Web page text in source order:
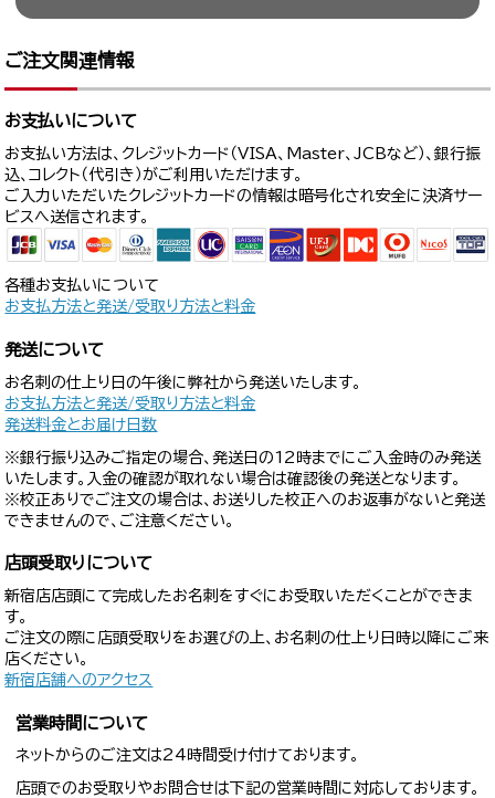
ご注文関連情報
お支払いについて
お支払い方法は、クレジットカード（VISA、Master、JCBなど）、銀行振
込、コレクト（代引き）がご利用いただけます。
ご入力いただいたクレジットカードの情報は暗号化され安全に決済サー
ビスへ送信されます。
各種お支払いについて
お支払方法と発送/受取り方法と料金
発送について
お名刺の仕上り日の午後に弊社から発送いたします。
お支払方法と発送/受取り方法と料金
発送料金とお届け日数
※銀行振り込みご指定の場合、発送日の12時までにご入金時のみ発送
いたします。入金の確認が取れない場合は確認後の発送となります。
※校正ありでご注文の場合は、お送りした校正へのお返事がないと発送
できませんので、ご注意ください。
店頭受取りについて
新宿店店頭にて完成したお名刺をすぐにお受取いただくことができま
す。
ご注文の際に店頭受取りをお選びの上、お名刺の仕上り日時以降にご来
店ください。
新宿店舗へのアクセス
営業時間について
ネットからのご注文は24時間受け付けております。
店頭でのお受取りやお問合せは下記の営業時間に対応しております。